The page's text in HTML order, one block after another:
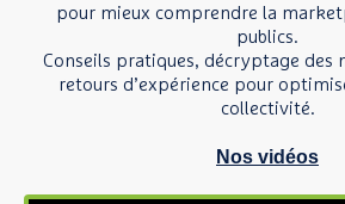
pour mieux comprendre la
publics.
Conseils pratiques, décryptage des
retours d’expérience pour
collectivité.
Nos vidéos